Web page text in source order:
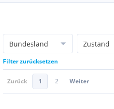
Bundesland Zustand
Filter zurücksetzen
Zurück 1 2 Weiter